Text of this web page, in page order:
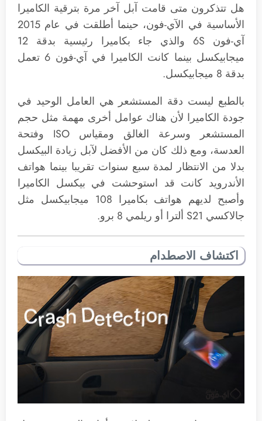
هل تتذكرون متى قامت آبل آخر مرة بترقية الكاميرا
الأساسية في الآي-فون، حينما أطلقت في عام 2015
آي-فون 6S والذي جاء بكاميرا رئيسية بدقة 12
ميجابيكسل بينما كانت الكاميرا في آي-فون 6 تعمل
بدقة 8 ميجابيكسل.
بالطبع ليست دقة المستشعر هي العامل الوحيد في
جودة الكاميرا لأن هناك عوامل أخرى مهمة مثل حجم
المستشعر وسرعة الغالق ومقياس ISO وفتحة
العدسة، ومع ذلك كان من الأفضل لآبل زيادة البيكسل
بدلا من الانتظار لمدة سبع سنوات تقريبا بينما هواتف
الأندرويد كانت قد استوحشت في بيكسل الكاميرا
وأصبح لديهم هواتف بكاميرا 108 ميجابيكسل مثل
جالاكسي S21 ألترا أو ريلمي 8 برو.
اكتشاف الاصطدام